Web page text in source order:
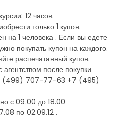
12 часов.
только 1 купон.
на 1 человека . Если вы едете
покупать купон на каждого.
распечатанный купон.
после покупки
(499) 707-77-63 +7 (495)
с 09.00 до 18.00
по 02.09.12 .